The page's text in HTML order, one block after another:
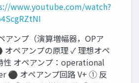
www.youtube.com/watch?
アンプ（演算増幅器，OPア
オペアンプの原理 ✓ 理想オペ
性 オペアンプ：operational
⚫ オペアンプ回路 V+ ① 反